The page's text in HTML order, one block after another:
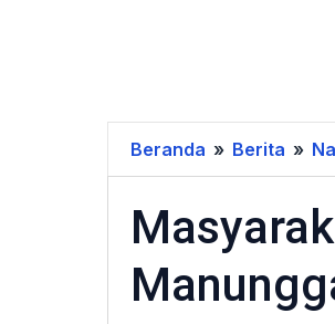
Beranda » Berita »